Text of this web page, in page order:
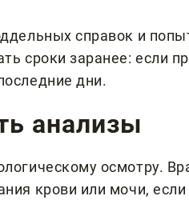
справок и
сроки заранее: если
дни.
анализы
осмотру.
крови или мочи, если